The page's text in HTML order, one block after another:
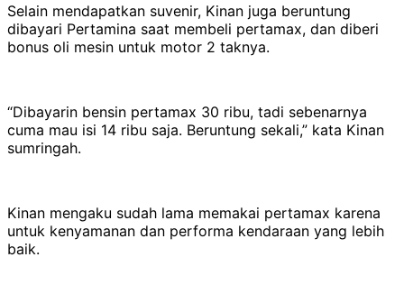
Selain mendapatkan suvenir, Kinan juga beruntung
dibayari Pertamina saat membeli pertamax, dan diberi
bonus oli mesin untuk motor 2 taknya.
“Dibayarin bensin pertamax 30 ribu, tadi sebenarnya
cuma mau isi 14 ribu saja. Beruntung sekali,” kata Kinan
sumringah.
Kinan mengaku sudah lama memakai pertamax karena
untuk kenyamanan dan performa kendaraan yang lebih
baik.